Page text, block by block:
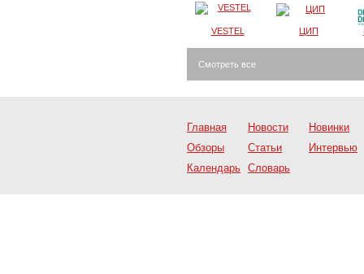
VESTEL ЦИП
Смотреть все
Главная Новости
Новинки
Обзоры
Статьи
Интервью
Календарь Словарь